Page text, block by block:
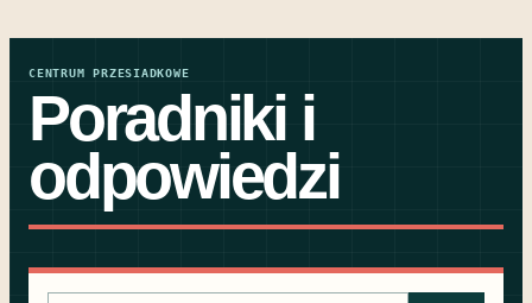
CENTRUM PRZESIADKOWE
Poradniki i
odpowiedzi